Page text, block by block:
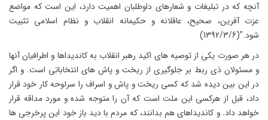
آنچه که در تبلیغات و شعارهای داوطلبان اهمیت دارد، این است که مواضع
عزت آفرین، صحیح، عاقلانه و حکیمانه انقلاب و نظام اسلامی تثبیت
شود.”(1392/3/6)
در هر صورت یکی از توصیه های اکید رهبر انقلاب به کاندیداها و اطرافیان آنها
و مسئولان ذی ربط بر جلوگیری از ریخت و پاش های انتخاباتی است. و اگر
در این بین دیده شد که کسی ریخت و پاش و اسراف را سرلوحه کار خود قرار
داد، قبل از هرکسی این ملت است که آن را متوجه شده و مورد مداقه قرار
خواهد داد. و کاندیداهای هم بدانند، که مردم با دید باز خود این پرخرجی ها